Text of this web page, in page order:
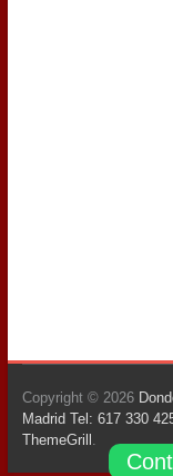
Copyright © 2026
Madrid Tel: 617 330
ThemeGrill .